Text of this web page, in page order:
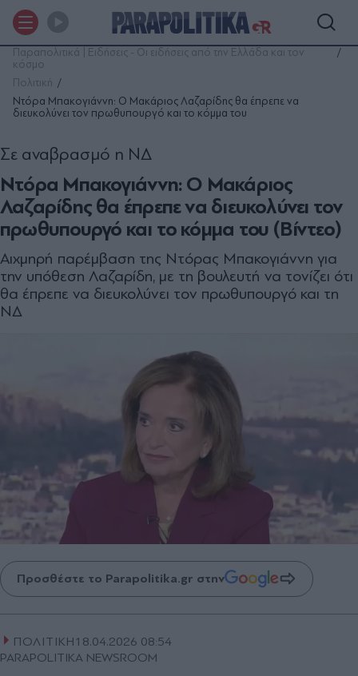
Παραπολιτικά | Ειδήσεις - Οι ειδήσεις από την Ελλάδα και τον
κόσμο
Πολιτική
Ντόρα Μπακογιάννη: Ο Μακάριος Λαζαρίδης θα έπρεπε να
διευκολύνει τον πρωθυπουργό και το κόμμα του
Ντόρα Μπακογιάννη: Ο Μακάριος
Λαζαρίδης θα έπρεπε να διευκολύνει τον
πρωθυπουργό και το κόμμα του (Βίντεο)
Σε αναβρασμό η ΝΔ
Αιχμηρή παρέμβαση της Ντόρας Μπακογιάννη για
την υπόθεση Λαζαρίδη, με τη βουλευτή να τονίζει ότι
θα έπρεπε να διευκολύνει τον πρωθυπουργό και τη
ΝΔ
Προσθέστε το Parapolitika.gr στην
ΠΟΛΙΤΙΚΗ18.04.2026 08:54
PARAPOLITIKA NEWSROOM